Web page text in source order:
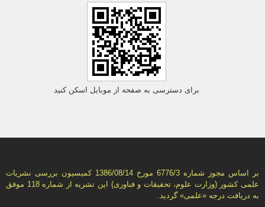
برای دسترسی به صفحه از موبایل اسکن کنید
بر اساس مجوز شماره 6776/3 مورخ 1386/08/14 كمیسیون بررسى نشریات
علمى كشور (وزارت علوم، تحقیقات و فناورى) این نشریه از شماره 118 موفق
به دریافت درجه «علمى» گردید.